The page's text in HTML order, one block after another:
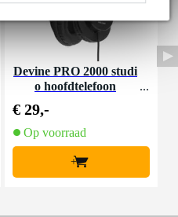
Devine PRO 2000 studi
o hoofdtelefoon
€ 29,-
Op voorraad
+